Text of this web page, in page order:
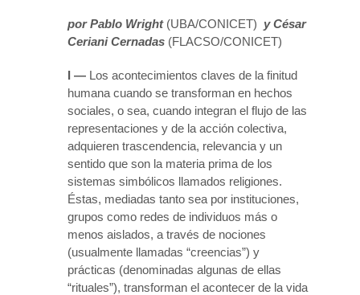
por Pablo Wright(UBA/CONICET) y César
Ceriani Cernadas (FLACSO/CONICET)
I — Los acontecimientos claves de la finitud
humana cuando se transforman en hechos
sociales, o sea, cuando integran el flujo de las
representaciones y de la acción colectiva,
adquieren trascendencia, relevancia y un
sentido que son la materia prima de los
sistemas simbólicos llamados religiones.
Éstas, mediadas tanto sea por instituciones,
grupos como redes de individuos más o
menos aislados, a través de nociones
(usualmente llamadas “creencias”) y
prácticas (denominadas algunas de ellas
“rituales”), transforman el acontecer de la vida